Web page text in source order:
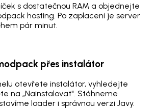
s dostatečnou RAM a objednejte
hosting. Po zaplacení je server
pár minut.
přes instalátor
otevřete instalátor, vyhledejte
na „Nainstalovat". Stáhneme
loader i správnou verzi Javy.